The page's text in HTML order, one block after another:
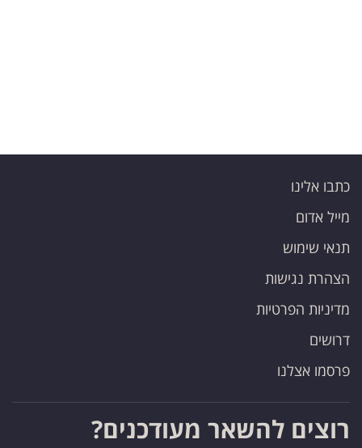
כתבו אלינו
מייל אדום
תנאי שימוש
הצהרת נגישות
מדיניות הפרטיות
דרושים
פרסמו אצלנו
רוצים להשאר מעודכנים?